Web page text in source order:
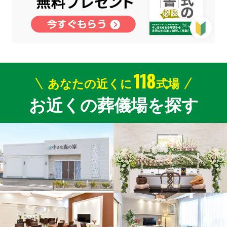
あなたの近くに118式場
お近くの葬儀場を探す